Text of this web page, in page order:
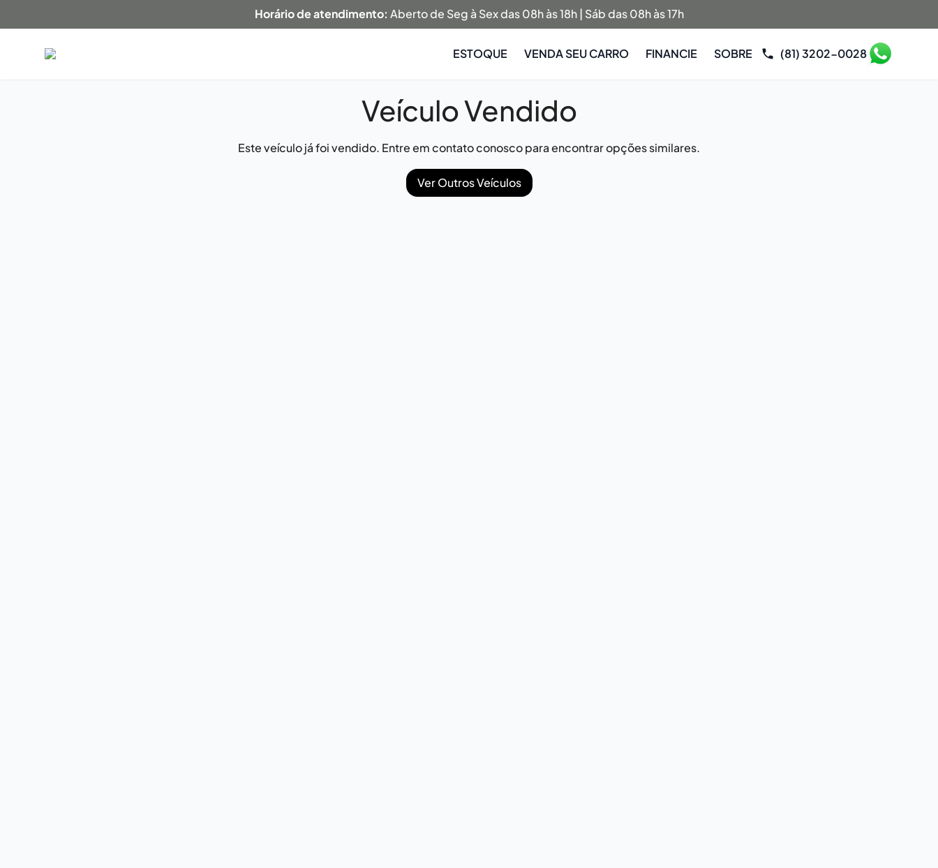
Horário de atendimento: Aberto de Seg à Sex das 08h às 18h | Sáb das 08h às 17h
ESTOQUE VENDA SEU CARRO FINANCIE SOBRE (81) 3202-0028
Veículo Vendido
Este veículo já foi vendido. Entre em contato conosco para encontrar opções similares.
Ver Outros Veículos